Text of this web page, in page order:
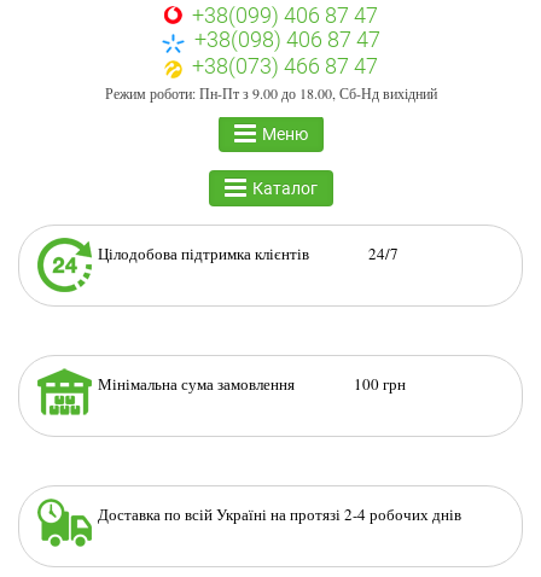
+38(099) 406 87 47
+38(098) 406 87 47
+38(073) 466 87 47
Режим роботи: Пн-Пт з 9.00 до 18.00, Сб-Нд вихідний
Меню
Каталог
Цілодобова підтримка клієнтів 24/7
Мінімальна сума замовлення 100 грн
Доставка по всій Україні на протязі 2-4 робочих днів